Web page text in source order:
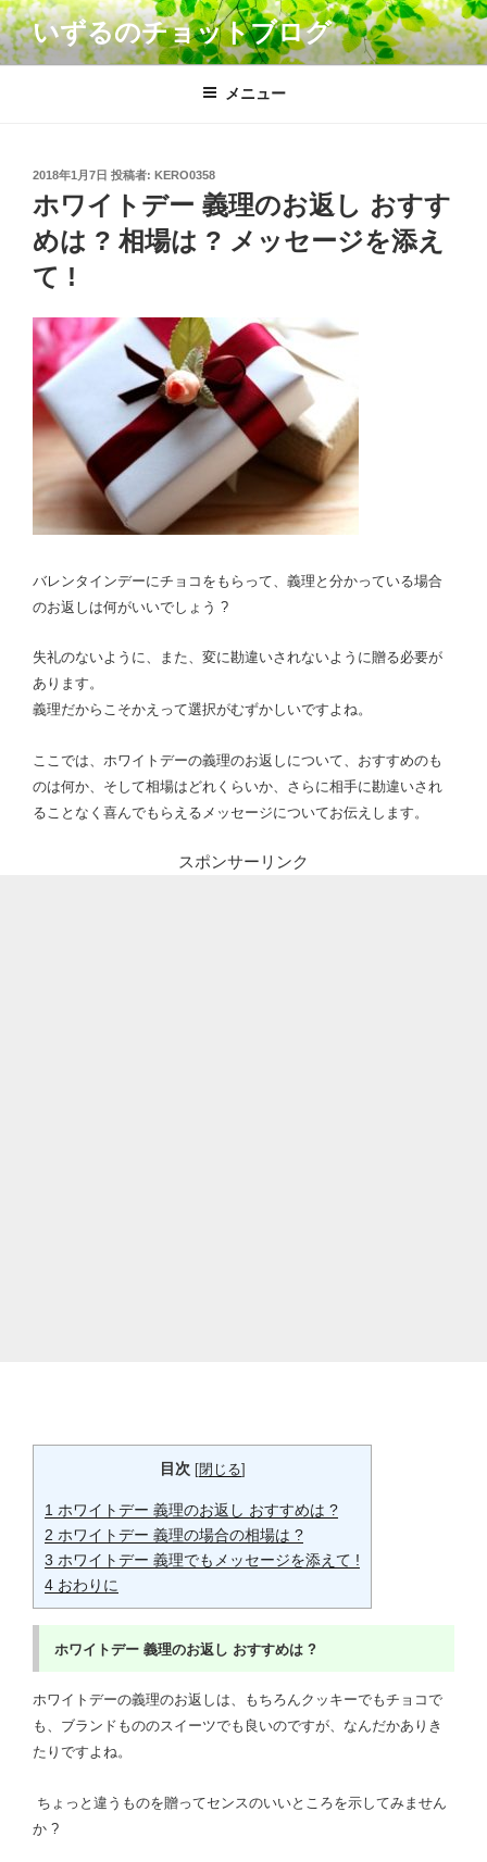
コ
ン
テ
いずるのチョットブログ
メニュー
投
日:
2018年1月7日 投稿者: KERO0358
ホワイトデー 義理のお返し おすす
めは ? 相場は ? メッセージを添え
て !
バレンタインデーにチョコをもらって、義理と分かっている場合
のお返しは何がいいでしょう ?
失礼のないように、また、変に勘違いされないように贈る必要が
あります。
義理だからこそかえって選択がむずかしいですよね。
ここでは、ホワイトデーの義理のお返しについて、おすすめのも
のは何か、そして相場はどれくらいか、さらに相手に勘違いされ
ることなく喜んでもらえるメッセージについてお伝えします。
スポンサーリンク
目次 [閉じる]
1 ホワイトデー 義理のお返し おすすめは ?
2 ホワイトデー 義理の場合の相場は ?
3 ホワイトデー 義理でもメッセージを添えて !
4 おわりに
ホワイトデー 義理のお返し おすすめは ?
ホワイトデーの義理のお返しは、もちろんクッキーでもチョコで
も、ブランドもののスイーツでも良いのですが、なんだかありき
たりですよね。
ちょっと違うものを贈ってセンスのいいところを示してみません
か ?